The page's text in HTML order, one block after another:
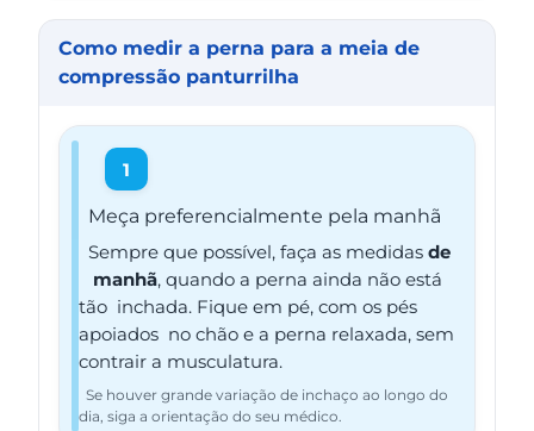
Como medir a perna para a meia de
compressão panturrilha
1
Meça preferencialmente pela manhã
Sempre que possível, faça as medidas de
manhã, quando a perna ainda não está
tão inchada. Fique em pé, com os pés
apoiados no chão e a perna relaxada, sem
contrair a musculatura.
Se houver grande variação de inchaço ao longo do
dia, siga a orientação do seu médico.